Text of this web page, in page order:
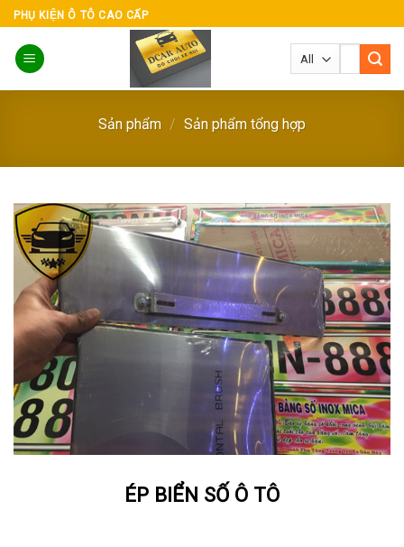
Skip
to
content
PHỤ KIỆN Ô TÔ CAO CẤP
Sản phẩm / Sản phẩm tổng hợp
ÉP BIỂN SỐ Ô TÔ